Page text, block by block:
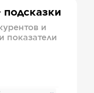
и
показатели